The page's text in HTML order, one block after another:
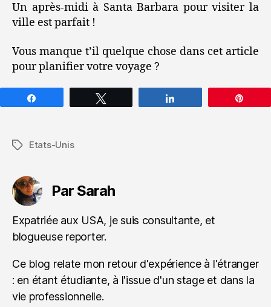
Un après-midi à Santa Barbara pour visiter la
ville est parfait !
Vous manque t’il quelque chose dans cet article
pour planifier votre voyage ?
Étiquettes
Etats-Unis
Par Sarah
Expatriée aux USA, je suis consultante, et
blogueuse reporter.
Ce blog relate mon retour d'expérience à l'étranger
: en étant étudiante, à l'issue d'un stage et dans la
vie professionnelle.